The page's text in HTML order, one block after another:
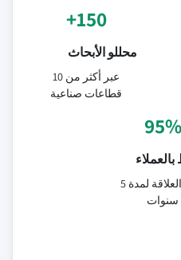
150+
محللو الأبحاث
عبر أكثر من 10
قطاعات صناعية
95%
قيمة العلاقة لمدة 5
سنوات